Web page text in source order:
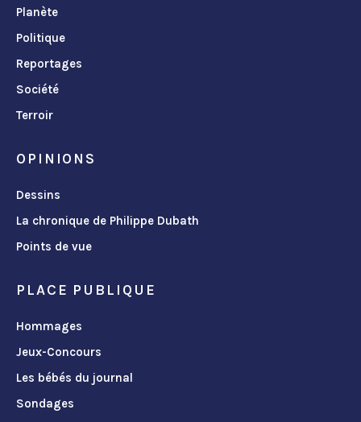
Planète
Politique
Reportages
Société
Terroir
OPINIONS
Dessins
La chronique de Philippe Dubath
Points de vue
PLACE PUBLIQUE
Hommages
Jeux-Concours
Les bébés du journal
Sondages